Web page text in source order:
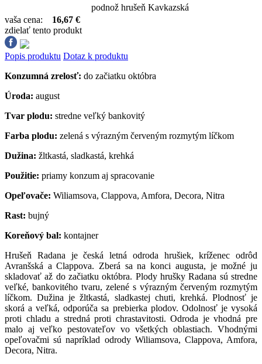
podnož hrušeň Kavkazská
vaša cena: 16,67 €
zdielať tento produkt
Popis produktu Dotaz k produktu
Konzumná zrelosť: do začiatku októbra
Úroda: august
Tvar plodu: stredne veľký bankovitý
Farba plodu: zelená s výrazným červeným rozmytým líčkom
Dužina: žltkastá, sladkastá, krehká
Použitie: priamy konzum aj spracovanie
Opeľovače: Wiliamsova, Clappova, Amfora, Decora, Nitra
Rast: bujný
Koreňový bal: kontajner
Hrušeň Radana je česká letná odroda hrušiek, kríženec odrôd
Avranšská a Clappova. Zberá sa na konci augusta, je možné ju
skladovať až do začiatku októbra. Plody hrušky Radana sú stredne
veľké, bankovitého tvaru, zelené s výrazným červeným rozmytým
líčkom. Dužina je žltkastá, sladkastej chuti, krehká. Plodnosť je
skorá a veľká, odporúča sa prebierka plodov. Odolnosť je vysoká
proti chladu a stredná proti chrastavitosti. Odroda je vhodná pre
malo aj veľko pestovateľov vo všetkých oblastiach. Vhodnými
opeľovačmi sú napríklad odrody Wiliamsova, Clappova, Amfora,
Decora, Nitra.